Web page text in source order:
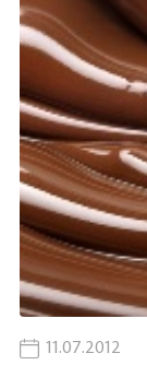
11.07.2012